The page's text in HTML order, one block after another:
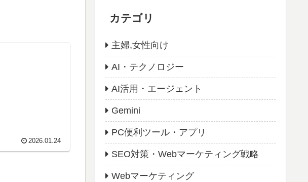
2026.01.24
カテゴリ
主婦,女性向け
AI・テクノロジー
AI活用・エージェント
Gemini
PC便利ツール・アプリ
SEO対策・Webマーケティング戦略
Webマーケティング